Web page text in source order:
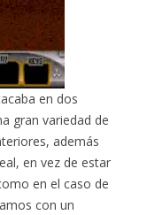
en dos
gran variedad de
además
en vez de estar
en el caso de
con un